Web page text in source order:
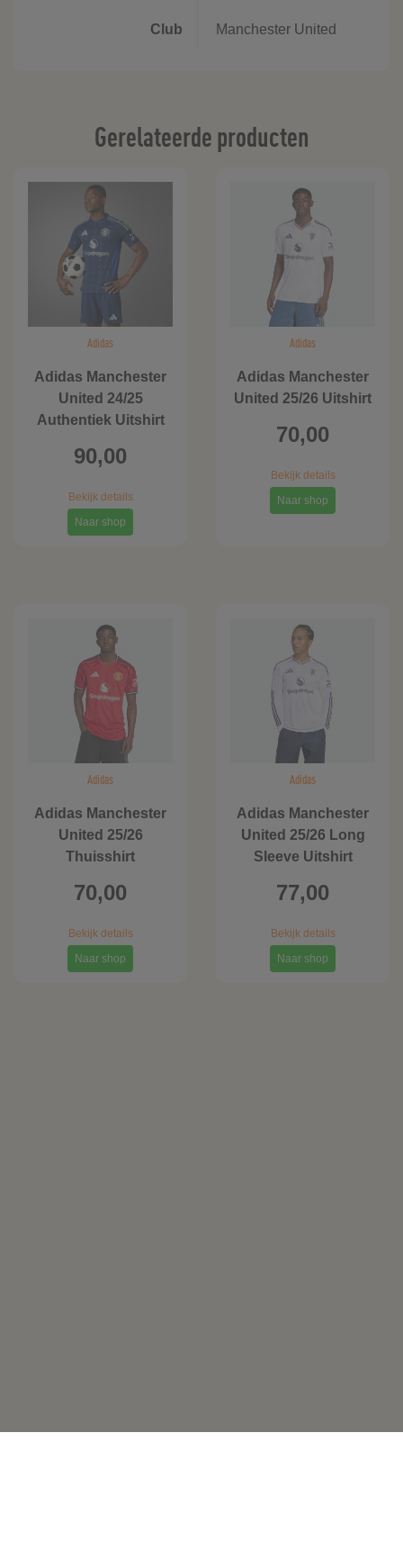
Club Manchester United
Gerelateerde producten
Adidas
Adidas Manchester
United 24/25
Authentiek Uitshirt
90,00
Bekijk details
Naar shop
Adidas
Adidas Manchester
United 25/26 Uitshirt
70,00
Bekijk details
Naar shop
Adidas
Adidas Manchester
United 25/26
Thuisshirt
70,00
Bekijk details
Naar shop
Adidas
Adidas Manchester
United 25/26 Long
Sleeve Uitshirt
77,00
Bekijk details
Naar shop